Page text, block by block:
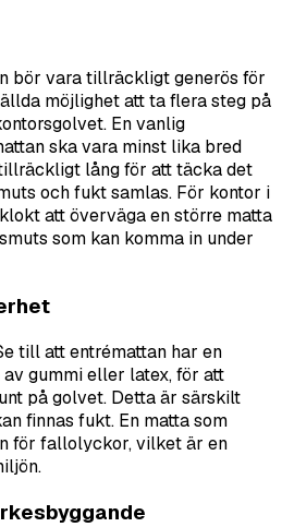
bör vara tillräckligt generös för
möjlighet att ta flera steg på
En vanlig
ska vara minst lika bred
lång för att täcka det
och fukt samlas. För kontor i
att överväga en större matta
som kan komma in under
till att entrémattan har en
gummi eller latex, för att
på golvet. Detta är särskilt
finnas fukt. En matta som
för fallolyckor, vilket är en